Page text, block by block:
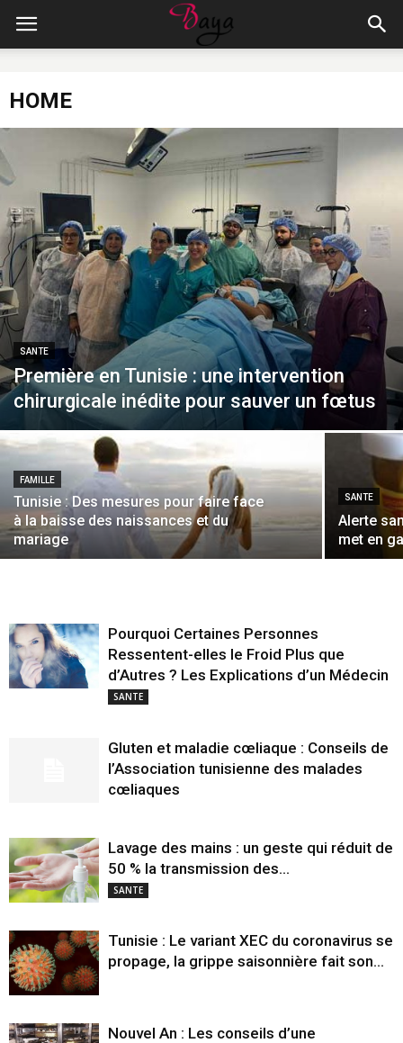
HOME
SANTE
Première en Tunisie : une intervention
chirurgicale inédite pour sauver un fœtus
FAMILLE
Tunisie : Des mesures pour faire face
à la baisse des naissances et du
mariage
SANTE
Alerte
met en
Pourquoi Certaines Personnes
Ressentent-elles le Froid Plus que
d’Autres ? Les Explications d’un Médecin
SANTE
Gluten et maladie cœliaque : Conseils de
l’Association tunisienne des malades
cœliaques
Lavage des mains : un geste qui réduit de
50 % la transmission des...
SANTE
Tunisie : Le variant XEC du coronavirus se
propage, la grippe saisonnière fait son...
Nouvel An : Les conseils d’une